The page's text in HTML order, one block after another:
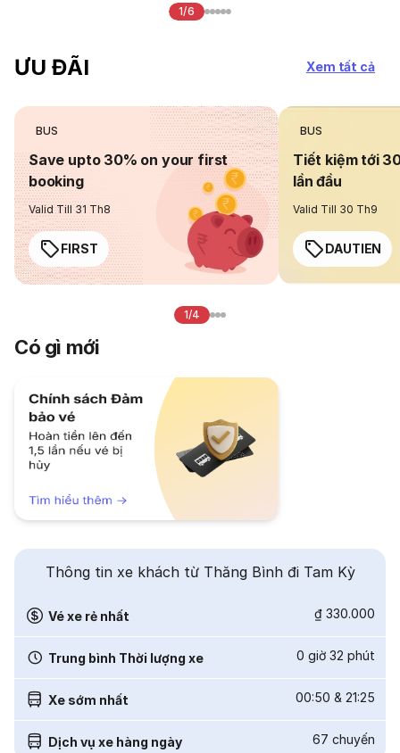
1/6
ƯU ĐÃI Xem tất cả
BUS
Save upto 30% on your first
booking
Valid Till 31 Th8
FIRST
BUS
Tiết kiệm tới
lần đầu
Valid Till 30 Th9
DAUTIEN
1/4
Có gì mới
Thông tin xe khách từ Thăng Bình đi Tam Kỳ
Vé xe rẻ nhất ₫ 330.000
Trung bình Thời lượng xe 0 giờ 32 phút
Xe sớm nhất 00:50 & 21:25
Dịch vụ xe hàng ngày 67 chuyến